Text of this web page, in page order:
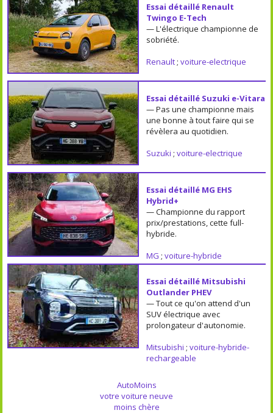
Essai détaillé Renault
Twingo E-Tech
— L'électrique championne de
sobriété.
Renault; voiture-electrique
Essai détaillé Suzuki e-Vitara
— Pas une championne mais
une bonne à tout faire qui se
révèlera au quotidien.
Suzuki ; voiture-electrique
Essai détaillé MG EHS
Hybrid+
— Championne du rapport
prix/prestations, cette full-
hybride.
MG ; voiture-hybride
Essai détaillé Mitsubishi
Outlander PHEV
— Tout ce qu'on attend d'un
SUV électrique avec
prolongateur d'autonomie.
Mitsubishi ; voiture-hybride-
rechargeable
AutoMoins
votre voiture neuve
moins chère